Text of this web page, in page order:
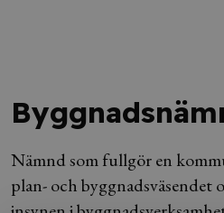
Nämnd som fullgör en
plan- och byggnadsväsendet